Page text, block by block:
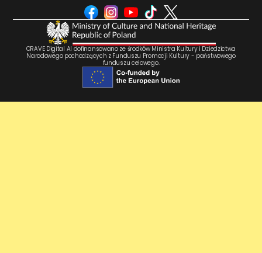
CRAVE Digital AI dofinansowano ze środków Ministra Kultury i Dziedzictwa
Narodowego pochodzących z Funduszu Promocji Kultury - państwowego
funduszu celowego.